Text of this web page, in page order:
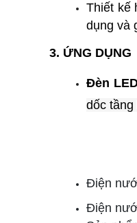
Thiết kế
dụng và
3. ỨNG DỤNG
Đèn
dốc
Điện
Điện